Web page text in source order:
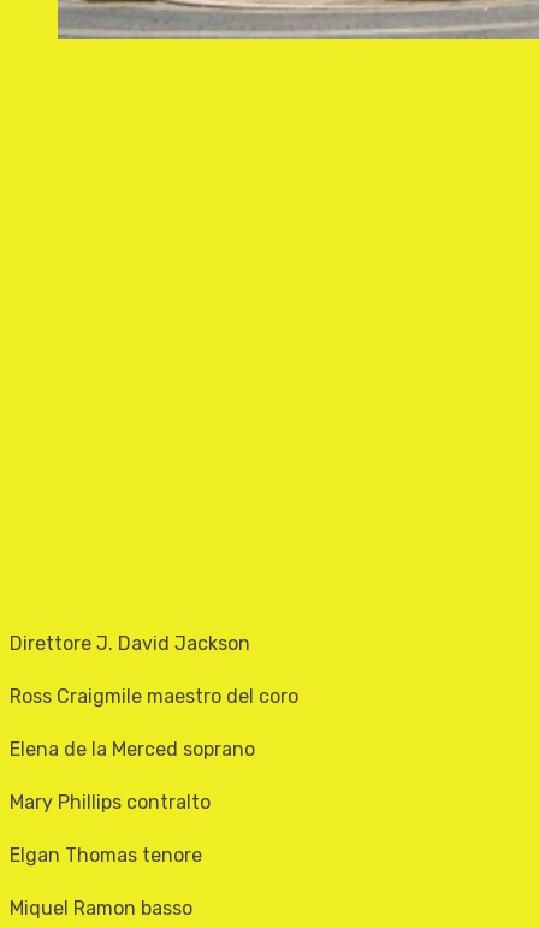
Direttore J. David Jackson
Ross Craigmile maestro del coro
Elena de la Merced soprano
Mary Phillips contralto
Elgan Thomas tenore
Miquel Ramon basso